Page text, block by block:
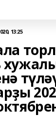
13:25